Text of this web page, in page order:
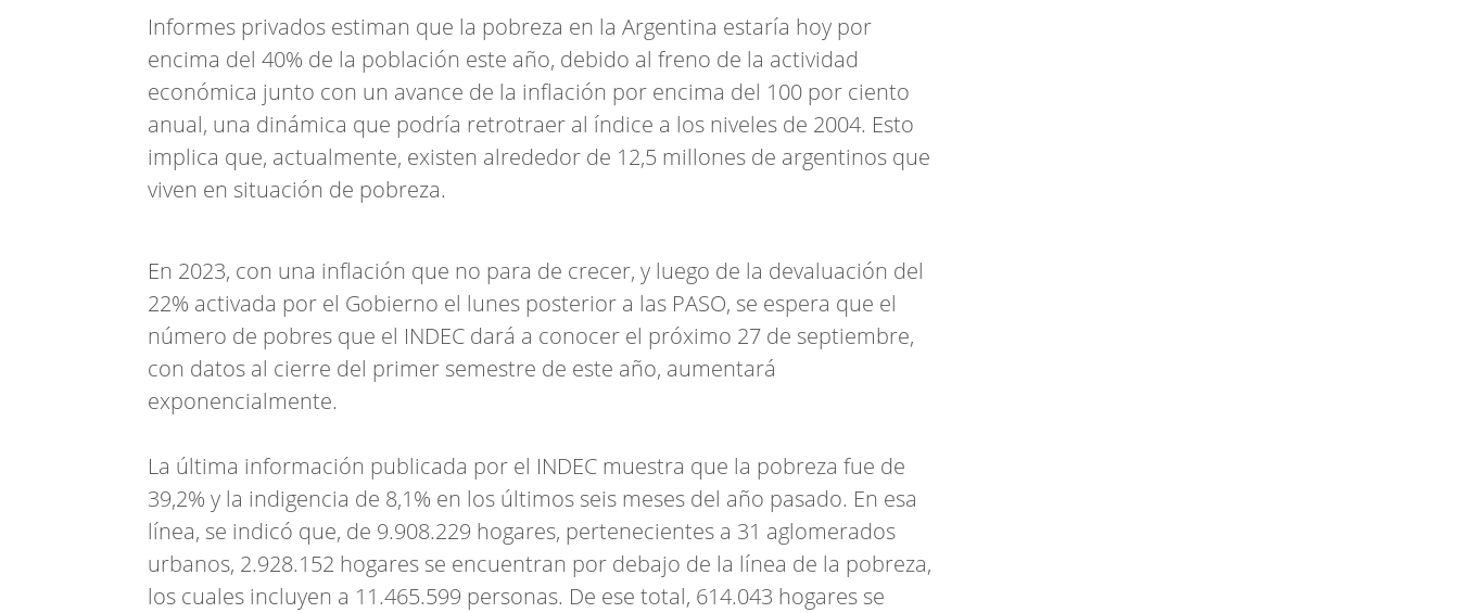
Informes privados estiman que la pobreza en la Argentina estaría hoy por
encima del 40% de la población este año, debido al freno de la actividad
económica junto con un avance de la inflación por encima del 100 por ciento
anual, una dinámica que podría retrotraer al índice a los niveles de 2004. Esto
implica que, actualmente, existen alrededor de 12,5 millones de argentinos que
viven en situación de pobreza.
En 2023, con una inflación que no para de crecer, y luego de la devaluación del
22% activada por el Gobierno el lunes posterior a las PASO, se espera que el
número de pobres que el INDEC dará a conocer el próximo 27 de septiembre,
con datos al cierre del primer semestre de este año, aumentará
exponencialmente.
La última información publicada por el INDEC muestra que la pobreza fue de
39,2% y la indigencia de 8,1% en los últimos seis meses del año pasado. En esa
línea, se indicó que, de 9.908.229 hogares, pertenecientes a 31 aglomerados
urbanos, 2.928.152 hogares se encuentran por debajo de la línea de la pobreza,
los cuales incluyen a 11.465.599 personas. De ese total, 614.043 hogares se